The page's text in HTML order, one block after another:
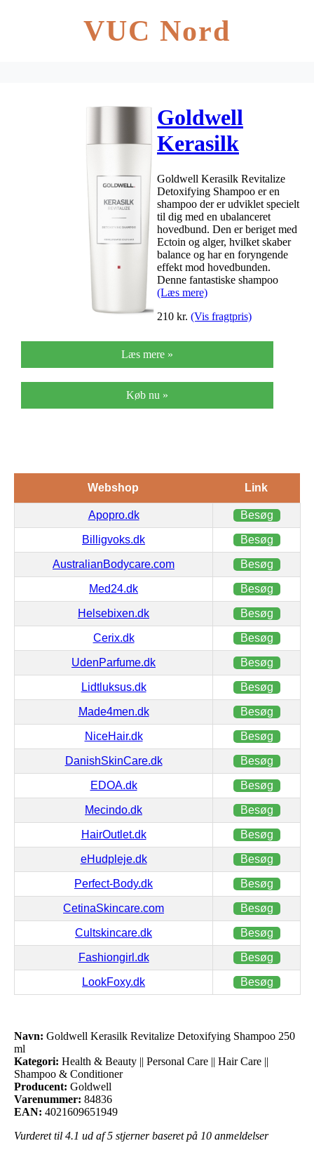
VUC Nord
Goldwell
Kerasilk
Revitalize
Detoxifying
Shampoo 250
ml
Goldwell Kerasilk Revitalize
Detoxifying Shampoo er en
shampoo der er udviklet specielt
til dig med en ubalanceret
hovedbund. Den er beriget med
Ectoin og alger, hvilket skaber
balance og har en foryngende
effekt mod hovedbunden.
Denne fantastiske shampoo
(Læs mere)
210 kr. (Vis fragtpris)
Læs mere »
Køb nu »
Webshop Link
Apopro.dk Besøg
Billigvoks.dk Besøg
AustralianBodycare.com Besøg
Med24.dk Besøg
Helsebixen.dk Besøg
Cerix.dk Besøg
UdenParfume.dk Besøg
Lidtluksus.dk Besøg
Made4men.dk Besøg
NiceHair.dk Besøg
DanishSkinCare.dk Besøg
EDOA.dk Besøg
Mecindo.dk Besøg
HairOutlet.dk Besøg
eHudpleje.dk Besøg
Perfect-Body.dk Besøg
CetinaSkincare.com Besøg
Cultskincare.dk Besøg
Fashiongirl.dk Besøg
LookFoxy.dk Besøg
Navn: Goldwell Kerasilk Revitalize Detoxifying Shampoo 250
ml
Kategori: Health & Beauty || Personal Care || Hair Care ||
Shampoo & Conditioner
Producent: Goldwell
Varenummer: 84836
EAN: 4021609651949
Vurderet til 4.1 ud af 5 stjerner baseret på 10 anmeldelser